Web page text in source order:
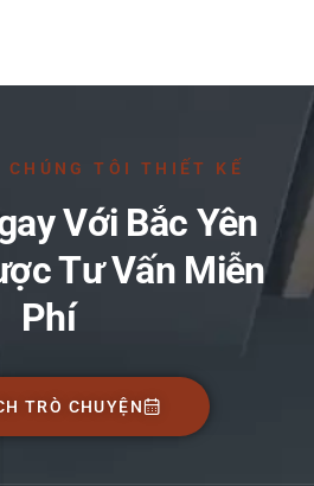
CHÚNG TÔI THIẾT KẾ
Với Bắc Yên
Tư Vấn Miễn
Phí
TRÒ CHUYỆN